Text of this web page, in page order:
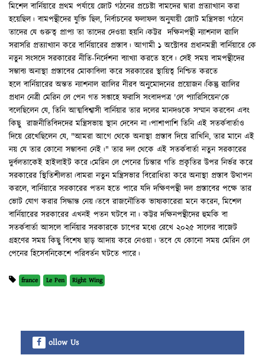
মিশেল বার্নিয়ারে প্রথম পর্যায়ে জোট গঠনের প্রচেষ্টা বামদের দ্বারা প্রত্যাখ্যান করা
হয়েছিল। বামপন্থীদের যুক্তি ছিল, নির্বাচনের ফলাফল অনুযায়ী জোট মন্ত্রিসভা গঠনে
তাদের যে গুরুত্ব প্রাপ্য তা তাদের দেওয়া হয়নি।কট্টর দক্ষিনপন্থী ন্যাশনাল ৱ্যালি
সরাসরি প্রত্যাখ্যান করে বার্নিয়ারের প্রস্তাব। আগামী ১ অক্টোবর প্রধানমন্ত্রী বার্নিয়ারে কে
নতুন সংসদে সরকারের নীতি-নির্দেশনা ব্যাখ্যা করতে হবে। সেই সময় বামপন্থীদের
সম্ভাব্য অনাস্থা প্রস্তাবের মোকাবিলা করে সরকারের স্থায়িত্ব নিশ্চিত করতে
হলে বার্নিয়ারের অন্তত ন্যাশনাল ৱ্যালির নীরব অনুমোদনের প্রয়োজন।কিন্তু ৱ্যালির
প্রধান নেত্রী মেরিন লে পেন গত সপ্তাহে ফরাসি সংবাদপত্র 'লে প্যারিসিয়েন'কে
বলেছিলেন যে, তিনি আত্মবিশ্বাসী বার্নিয়ার তার দলের মানদণ্ডকে সম্মান করবেন এবং
কিছু রাজনীতিবিদদের মন্ত্রিসভায় স্থান দেবেন না।পাশাপাশি তিনি এই সতর্কবার্তাও
দিয়ে রেখেছিলেন যে, "আমরা আগে থেকে অনাস্থা প্রস্তাব দিয়ে রাখিনি, তার মানে এই
নয় যে তার কোনো সম্ভাবনা নেই।" তার দল থেকে এই সতর্কবার্তা নতুন সরকারের
দুর্বলতাকেই হাইলাইট করে।মেরিন লে পেনের চিন্তার গতি প্রকৃতির উপর নির্ভর করে
সরকারের স্থিতিশীলতা।বামরা নতুন মন্ত্রিসভার বিরোধিতা করে অনাস্থা প্রস্তাব উত্থাপন
করলে, বার্নিয়ারে সরকারের পতন হতে পারে যদি দক্ষিণপন্থী দল প্রস্তাবের পক্ষে তার
ভোট যোগ করার সিদ্ধান্ত নেয়।তবে রাজনৌতিক ভাষ্যকারেরা মনে করেন, মিশেল
বার্নিয়ারের সরকারের এখনই পতন ঘটবে না। কট্টর দক্ষিনপন্থীদের হুমকি বা
সতর্কবার্তা আসলে বার্নিয়ার সরকারকে চাপের মধ্যে রেখে ২০২৫ সালের বাজেট
গ্রহণের সময় কিছু বিশেষ ছাড় আদায় করে নেওয়া। তবে যে কোনো সময় মেরিন লে
পেনের হিসেবনিকেশে পরিবর্তন ঘটতে পারে।
france Le Pen Right Wing
ollow Us